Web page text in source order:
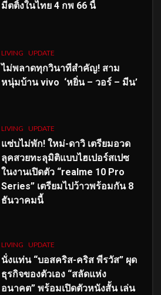
มีตติ้งในไทย 4 กพ 66 นี้
LIVING UPDATE
ไม่พลาดทุกวินาทีสำคัญ! สาม
หนุ่มบ้าน vivo ‘หยิ่น – วอร์ – มีน’
LIVING UPDATE
แซ่บไม่พัก! ใหม่-ดาวิ เตรียมอวด
ลุคสวยทะลุมิติแบบไฮเปอร์สเปซ
ในงานเปิดตัว “realme 10 Pro
Series” เตรียมไปว้าวพร้อมกัน 8
ธันวาคมนี้
LIVING UPDATE
นั่งแท่น “บอสคริส-คริส พีรวัส” ผุด
ธุรกิจของตัวเอง “สลัดแห่ง
อนาคต” พร้อมเปิดตัวหนังสั้น เล่น